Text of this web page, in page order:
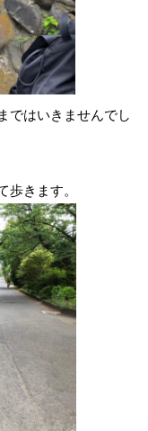
ではいきませんでし
歩きます。